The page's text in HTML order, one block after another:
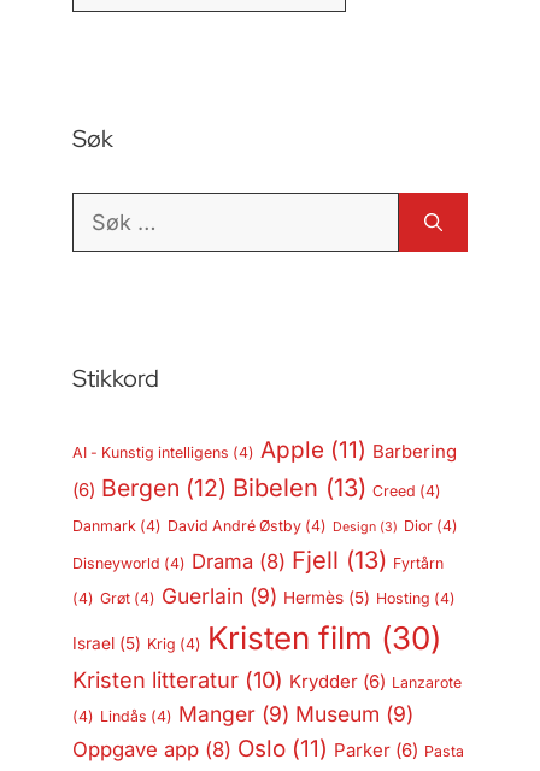
Søk
Søk
Stikkord
AI - Kunstig intelligens (4) Apple (11) Barbering
(6) Bergen (12) Bibelen (13) Creed (4)
Danmark(4) David André Østby(4) Design(3) Dior(4)
Disneyworld (4) Drama (8) Fjell (13) Fyrtårn
(4) Grøt(4) Guerlain (9) Hermès(5) Hosting (4)
Israel(5) Krig (4) Kristen film (30)
Kristen litteratur(10) Krydder(6) Lanzarote
(4) Lindås (4) Manger(9) Museum (9)
Oppgave app(8) Oslo(11) Parker(6) Pasta